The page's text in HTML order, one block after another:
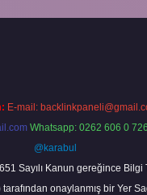
E-mail:
Whatsapp: 0262 606 0 726
@karabul
Sayılı Kanun gereğince Bilgi
onaylanmış bir Yer